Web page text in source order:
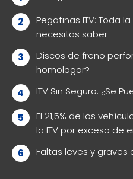
Pegatinas ITV: Toda
necesitas saber
Discos de freno
homologar?
ITV Sin Seguro: ¿Se
El 21,5% de los
la ITV por exceso de
Faltas leves y graves